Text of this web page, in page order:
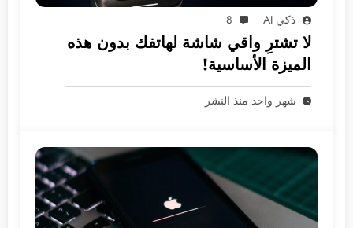
ذكي AI 8
لا تشترِ واقي شاشة لهاتفك بدون هذه
الميزة الأساسية!
شهر واحد منذ النشر